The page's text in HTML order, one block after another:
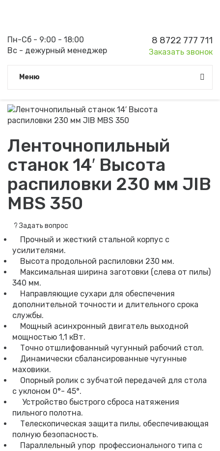
Пн-Сб - 9:00 - 18:00
Вс - дежурный менеджер
8 8722 777 711
Заказать звонок
Meню
Ленточнопильный
станок 14′ Высота
распиловки 230 мм JIB
MBS 350
?Задать вопрос
Прочный и жесткий стальной корпус с
усилителями.
Высота продольной распиловки 230 мм.
Максимальная ширина заготовки (слева от пилы)
340 мм.
Направляющие сухари для обеспечения
дополнительной точности и длительного срока
службы.
Мощный асинхронный двигатель выходной
мощностью 1,1 кВт.
Точно отшлифованный чугунный рабочий стол.
Динамически сбалансированные чугунные
маховики.
Опорный ролик с зубчатой передачей для стола
с уклоном 0°- 45°.
Устройство быстрого сброса натяжения
пильного полотна.
Телескопическая защита пилы, обеспечивающая
полную безопасность.
Параллельный упор профессионального типа с